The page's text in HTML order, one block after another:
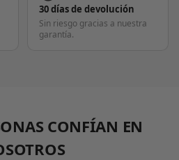
30 días de devolución
Sin riesgo gracias a nuestra
garantía.
CONFÍAN EN